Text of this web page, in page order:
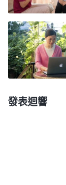
發表迴響